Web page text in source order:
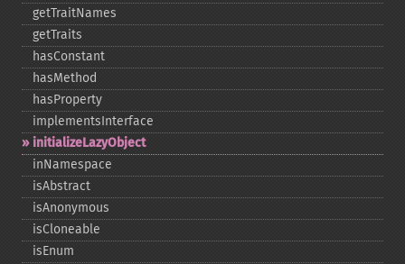
getTraitNames
getTraits
hasConstant
hasMethod
hasProperty
implementsInterface
initializeLazyObject
inNamespace
isAbstract
isAnonymous
isCloneable
isEnum